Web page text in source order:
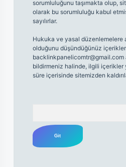
sorumluluğunu taşımakta olup,
olarak bu sorumluluğu kabul
sayılırlar.
Hukuka ve yasal düzenlemelere
olduğunu düşündüğünüz
backlinkpanelicomtr@gmail.com
bildirmeniz halinde, ilgili içerikler
süre içerisinde sitemizden